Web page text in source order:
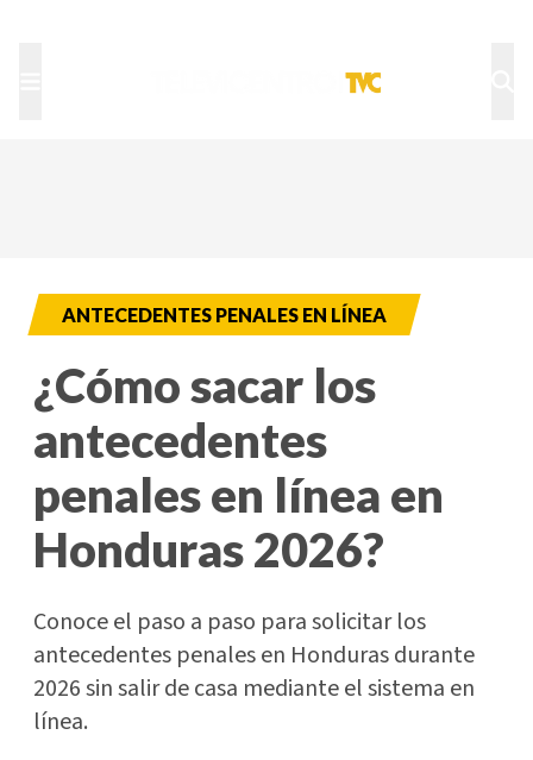
ANTECEDENTES PENALES EN LÍNEA
¿Cómo sacar los
antecedentes
penales en línea en
Honduras 2026?
Conoce el paso a paso para solicitar los
antecedentes penales en Honduras durante
2026 sin salir de casa mediante el sistema en
línea.